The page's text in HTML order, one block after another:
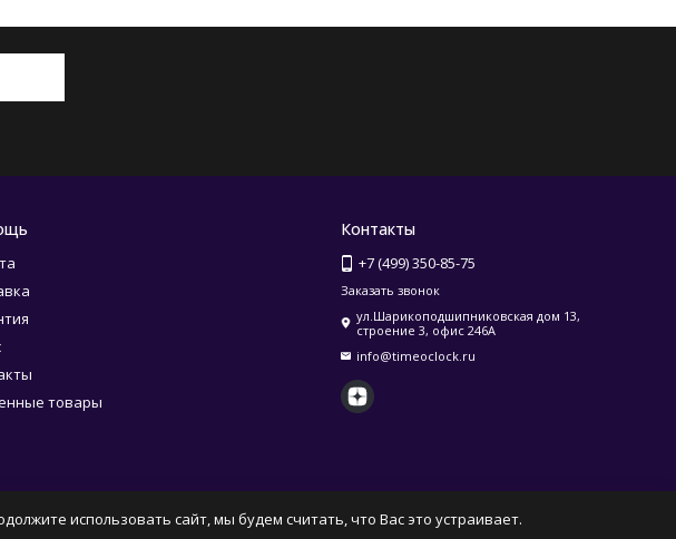
товары
Контакты
+7 (499) 350-85-75
Заказать звонок
ул.Шарикоподшипниковская дом 13,
строение 3, офис 246А
info@timeoclock.ru
использовать сайт, мы будем считать, что Вас это устраивает.